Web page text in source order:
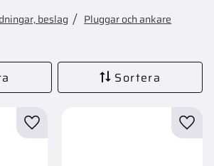
beslag
Pluggar och ankare
Sortera
Lägg till i favoriter